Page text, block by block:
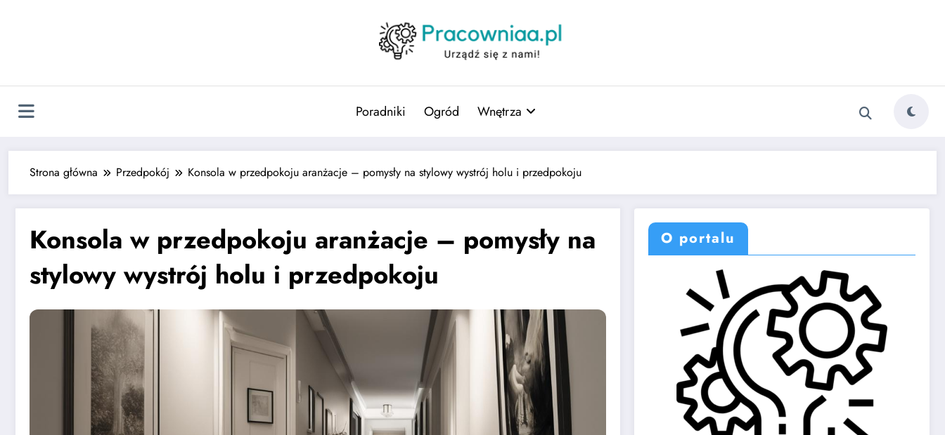
Poradniki Ogród Wnętrza
Strona główna Przedpokój Konsola w przedpokoju aranżacje – pomysły na stylowy wystrój holu i przedpokoju
Konsola w przedpokoju aranżacje – pomysły na
stylowy wystrój holu i przedpokoju
O portalu